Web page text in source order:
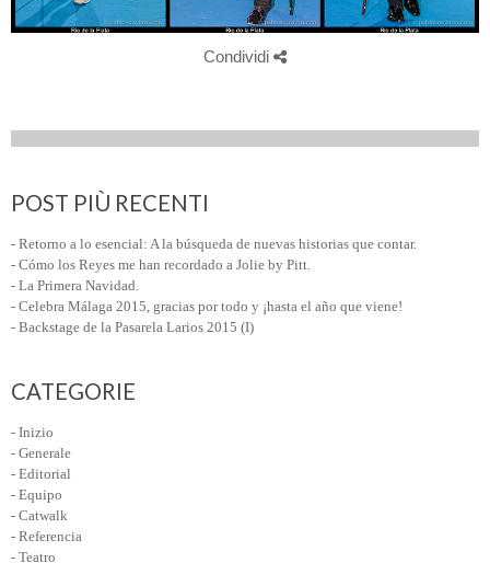
Condividi
POST PIÙ RECENTI
- Retorno a lo esencial: A la búsqueda de nuevas historias que contar.
- Cómo los Reyes me han recordado a Jolie by Pitt.
- La Primera Navidad.
- Celebra Málaga 2015, gracias por todo y ¡hasta el año que viene!
- Backstage de la Pasarela Larios 2015 (I)
CATEGORIE
- Inizio
- Generale
- Editorial
- Equipo
- Catwalk
- Referencia
- Teatro